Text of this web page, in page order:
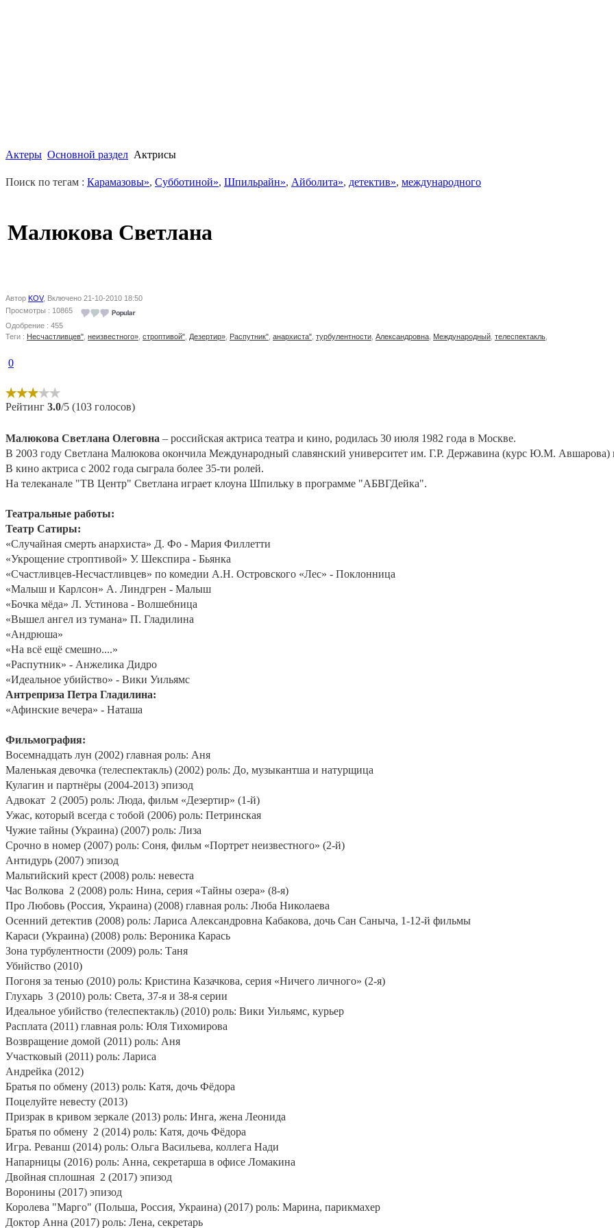
Актеры Основной раздел Актрисы
Поиск по тегам : Карамазовы», Субботиной», Шпильрайн», Айболита», детектив», международного
Малюкова Светлана
Автор KOV, Включено 21-10-2010 18:50
Просмотры : 10865
Одобрение : 455
Теги : Несчастливцев" неизвестного» строптивой" Дезертир» Распутник" анархиста" турбулентности Александровна Международный телеспектакль
0
Рейтинг 3.0/5 (103 голосов)
Малюкова Светлана Олеговна – российская актриса театра и кино, родилась 30 июля 1982 года в Москве.
В 2003 году Светлана Малюкова окончила Международный славянский университет им. Г.Р. Державина (курс Ю.М. Авшарова)
В кино актриса с 2002 года сыграла более 35-ти ролей.
На телеканале "ТВ Центр" Светлана играет клоуна Шпильку в программе "АБВГДейка".
Театральные работы:
Театр Сатиры:
«Случайная смерть анархиста» Д. Фо - Мария Филлетти
«Укрощение строптивой» У. Шекспира - Бьянка
«Счастливцев-Несчастливцев» по комедии А.Н. Островского «Лес» - Поклонница
«Малыш и Карлсон» А. Линдгрен - Малыш
«Бочка мёда» Л. Устинова - Волшебница
«Вышел ангел из тумана» П. Гладилина
«Андрюша»
«На всё ещё смешно....»
«Распутник» - Анжелика Дидро
«Идеальное убийство» - Вики Уильямс
Антреприза Петра Гладилина:
«Афинские вечера» - Наташа
Фильмография:
Восемнадцать лун (2002) главная роль: Аня
Маленькая девочка (телеспектакль) (2002) роль: До, музыкантша и натурщица
Кулагин и партнёры (2004-2013) эпизод
Адвокат 2 (2005) роль: Люда, фильм «Дезертир» (1-й)
Ужас, который всегда с тобой (2006) роль: Петринская
Чужие тайны (Украина) (2007) роль: Лиза
Срочно в номер (2007) роль: Соня, фильм «Портрет неизвестного» (2-й)
Антидурь (2007) эпизод
Мальтийский крест (2008) роль: невеста
Час Волкова 2 (2008) роль: Нина, серия «Тайны озера» (8-я)
Про Любовь (Россия, Украина) (2008) главная роль: Люба Николаева
Осенний детектив (2008) роль: Лариса Александровна Кабакова, дочь Сан Саныча, 1-12-й фильмы
Караси (Украина) (2008) роль: Вероника Карась
Зона турбулентности (2009) роль: Таня
Убийство (2010)
Погоня за тенью (2010) роль: Кристина Казачкова, серия «Ничего личного» (2-я)
Глухарь 3 (2010) роль: Света, 37-я и 38-я серии
Идеальное убийство (телеспектакль) (2010) роль: Вики Уильямс, курьер
Расплата (2011) главная роль: Юля Тихомирова
Возвращение домой (2011) роль: Аня
Участковый (2011) роль: Лариса
Андрейка (2012)
Братья по обмену (2013) роль: Катя, дочь Фёдора
Поцелуйте невесту (2013)
Призрак в кривом зеркале (2013) роль: Инга, жена Леонида
Братья по обмену 2 (2014) роль: Катя, дочь Фёдора
Игра. Реванш (2014) роль: Ольга Васильева, коллега Нади
Напарницы (2016) роль: Анна, секретарша в офисе Ломакина
Двойная сплошная 2 (2017) эпизод
Воронины (2017) эпизод
Королева "Марго" (Польша, Россия, Украина) (2017) роль: Марина, парикмахер
Доктор Анна (2017) роль: Лена, секретарь